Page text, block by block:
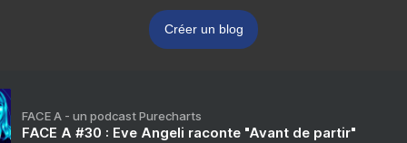
Créer un blog
FACE A - un podcast Purecharts
FACE A #30 : Eve Angeli raconte "Avant de partir"